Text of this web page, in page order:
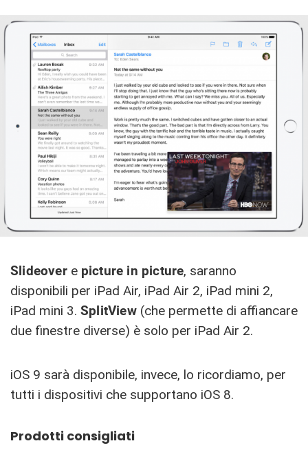
Slideovere picture in picture, saranno
disponibili per iPad Air, iPad Air 2, iPad mini 2,
iPad mini 3. SplitView(che permette di affiancare
due finestre diverse) è solo per iPad Air 2.
iOS 9 sarà disponibile, invece, lo ricordiamo, per
tutti i dispositivi che supportano iOS 8.
Prodotti consigliati